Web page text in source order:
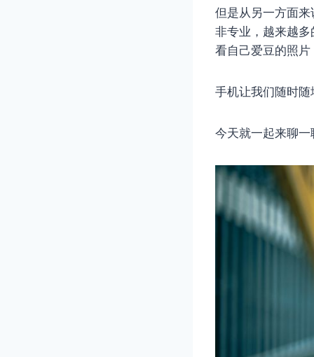
但是从另一方面
非专业，越来越
看自己爱豆的照
手机让我们随时
今天就一起来聊